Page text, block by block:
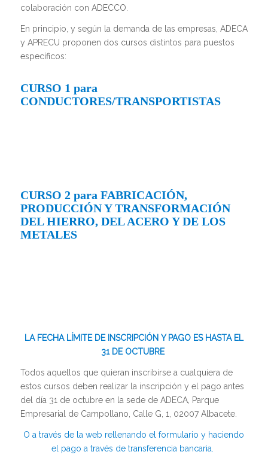
colaboración con ADECCO.
En principio, y según la demanda de las empresas, ADECA
y APRECU proponen dos cursos distintos para puestos
específicos:
CURSO 1 para
CONDUCTORES/TRANSPORTISTAS
CURSO 2 para FABRICACIÓN,
PRODUCCIÓN Y TRANSFORMACIÓN
DEL HIERRO, DEL ACERO Y DE LOS
METALES
LA FECHA LÍMITE DE INSCRIPCIÓN Y PAGO ES HASTA EL
31 DE OCTUBRE
Todos aquellos que quieran inscribirse a cualquiera de
estos cursos deben realizar la inscripción y el pago antes
del día 31 de octubre en la sede de ADECA, Parque
Empresarial de Campollano, Calle G, 1, 02007 Albacete.
O a través de la web rellenando el formulario y haciendo
el pago a través de transferencia bancaria.